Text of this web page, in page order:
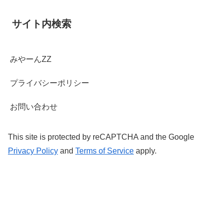
サイト内検索
みやーんZZ
プライバシーポリシー
お問い合わせ
This site is protected by reCAPTCHA and the Google
Privacy Policy and Terms of Service apply.